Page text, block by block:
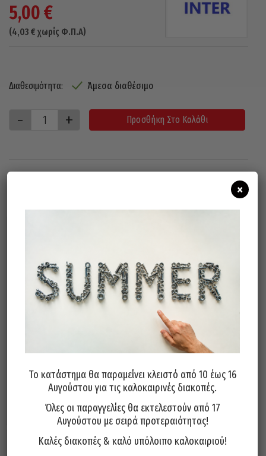
5,00€
(4,03 € χωρίς Φ.Π.Α)
Διαθεσιμότητα: Άμεσα διαθέσιμο
Προσθήκη Στο Καλάθι
Καοτσούκ Μεταλλική Λαβή Με
6,20€
Προσθήκη στο καλάθι
Σφυρί Πλαστικό LUCKHAUS
Γερμανίας Ξύλινη Λαβή 60mm
53,20€
Προσθήκη στο καλάθι
Το κατάστημα θα παραμείνει κλειστό από 10 έως 16
Αυγούστου για τις καλοκαιρινές διακοπές.
Όλες οι παραγγελίες θα εκτελεστούν από 17
Αυγούστου με σειρά προτεραιότητας!
Καλές διακοπές & καλό υπόλοιπο καλοκαιριού!
×